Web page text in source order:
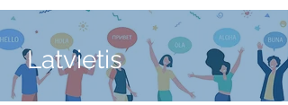
Latvietis